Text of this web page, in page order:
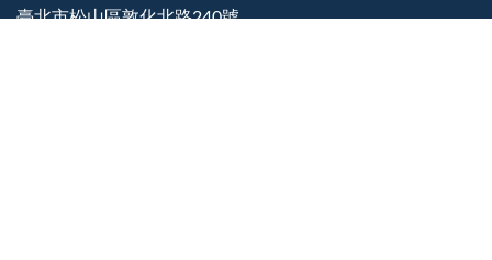
臺北市松山區敦化北路240號